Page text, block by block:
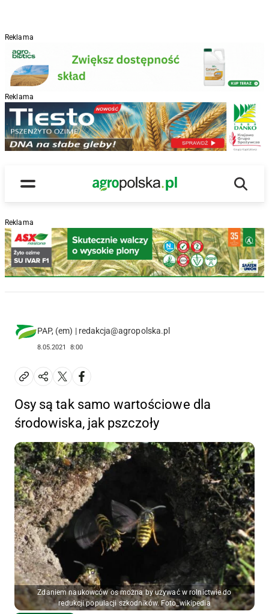
Reklama
Reklama
Menu
Main Logo
Reklama
PAP, (em) | redakcja@agropolska.pl
8.05.2021 8:00
Osy są tak samo wartościowe dla
środowiska, jak pszczoły
Zdaniem naukowców os można by używać w rolnictwie do
redukcji populacji szkodników. Foto_wikipedia